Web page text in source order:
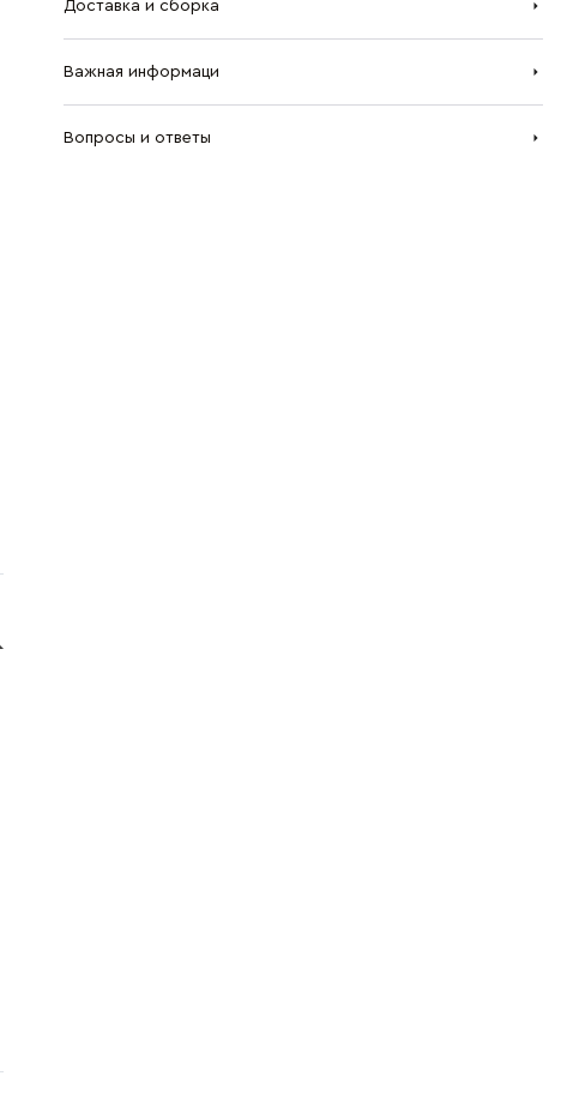
Доставка и сборка
Важная информаци
Вопросы и ответы